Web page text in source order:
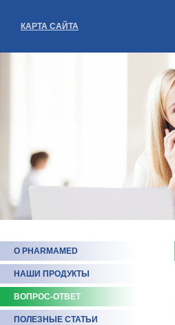
КАРТА САЙТА
О PHARMAMED
НАШИ ПРОДУКТЫ
ВОПРОС-ОТВЕТ
ПОЛЕЗНЫЕ СТАТЬИ